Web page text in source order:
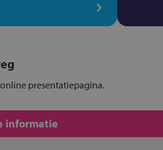
presentatiepagina.
informatie